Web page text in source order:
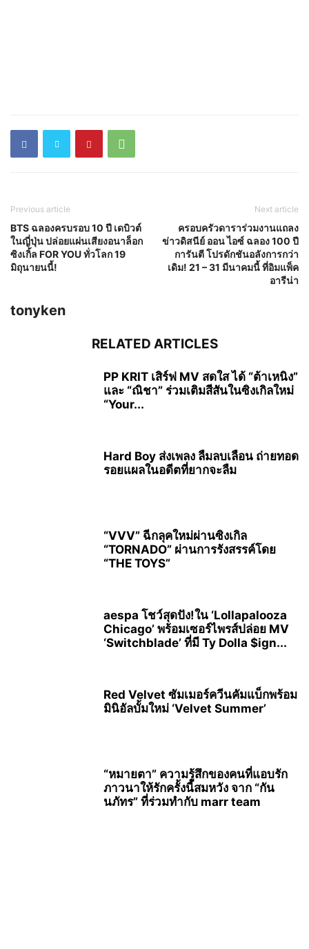
Previous article
BTS ฉลองครบรอบ 10 ปี เดบิวต์
ในญี่ปุ่น ปล่อยแผ่นเสียงอนาล็อก
ซิงเกิ้ล FOR YOU ทั่วโลก 19
มิถุนายนนี้!
Next article
ครอบครัวดาราร่วมงานแถลง
ข่าวดิสนีย์ ออน ไอซ์ ฉลอง 100 ปี
การันตี โปรดักชันอลังการกว่า
เดิม! 21 – 31 มีนาคมนี้ ที่อิมแพ็ค
อารีน่า
tonyken
RELATED ARTICLES
PP KRIT เสิร์ฟ MV สดใส ได้ “ต้าเหนิง”
และ “ณิชา” ร่วมเติมสีสันในซิงเกิลใหม่
“Your...
Hard Boy ส่งเพลง ลืมลบเลือน ถ่ายทอด
รอยแผลในอดีตที่ยากจะลืม
“VVV” ฉีกลุคใหม่ผ่านซิงเกิล
“TORNADO” ผ่านการรังสรรค์โดย
“THE TOYS”
aespa โชว์สุดปัง!ใน ‘Lollapalooza
Chicago’ พร้อมเซอร์ไพรส์ปล่อย MV
‘Switchblade’ ที่มี Ty Dolla $ign...
Red Velvet ซัมเมอร์ควีนคัมแบ็กพร้อม
มินิอัลบั้มใหม่ ‘Velvet Summer’
“หมายตา” ความรู้สึกของคนที่แอบรัก
ภาวนาให้รักครั้งนี้สมหวัง จาก “กัน
นภัทร” ที่ร่วมทำกับ marr team